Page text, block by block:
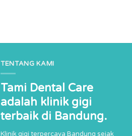
TENTANG KAMI
Tami Dental Care
adalah klinik gigi
terbaik di Bandung.
Klinik gigi terpercaya Bandung sejak